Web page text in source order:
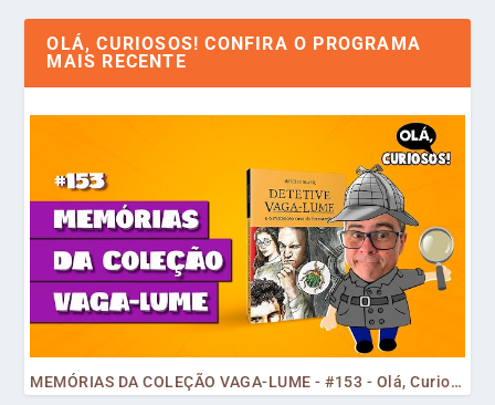
OLÁ, CURIOSOS! CONFIRA O PROGRAMA
MAIS RECENTE
MEMÓRIAS DA COLEÇÃO VAGA-LUME - #153 - Olá, Curiosos! 2023